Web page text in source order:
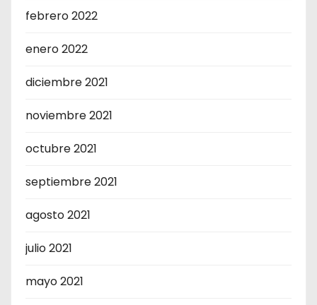
febrero 2022
enero 2022
diciembre 2021
noviembre 2021
octubre 2021
septiembre 2021
agosto 2021
julio 2021
mayo 2021